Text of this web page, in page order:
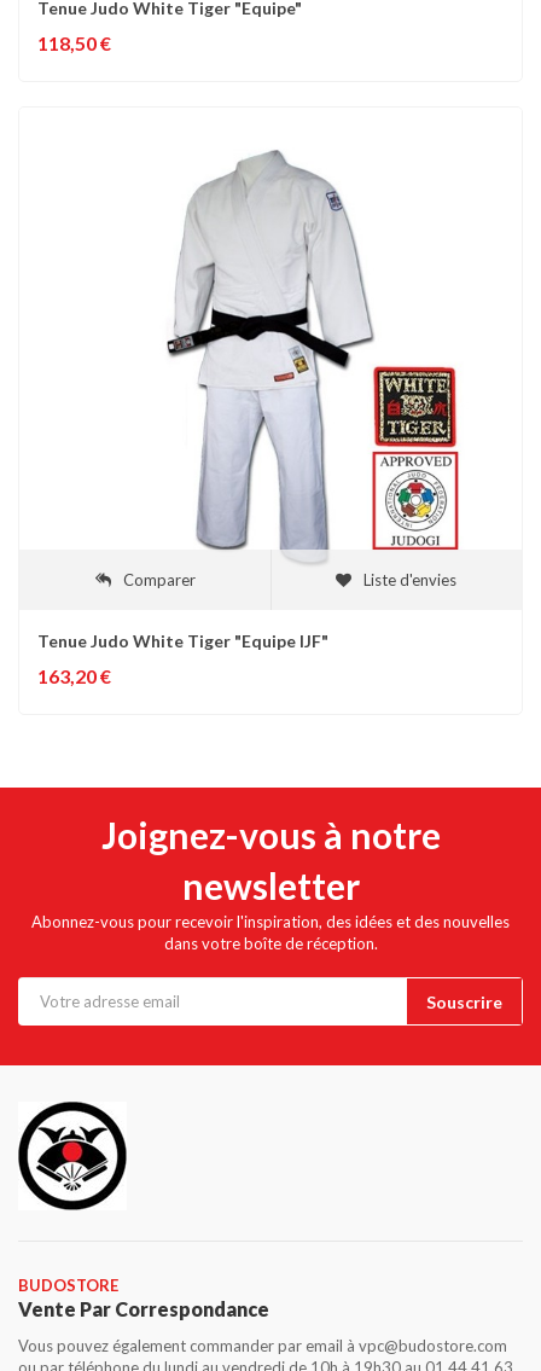
Tenue Judo White Tiger "Equipe"
118,50 €
Comparer Liste d'envies
Tenue Judo White Tiger "Equipe IJF"
163,20 €
Joignez-vous à notre
newsletter
Abonnez-vous pour recevoir l'inspiration, des idées et des nouvelles
dans votre boîte de réception.
BUDOSTORE
Vente Par Correspondance
Vous pouvez également commander par email à vpc@budostore.com